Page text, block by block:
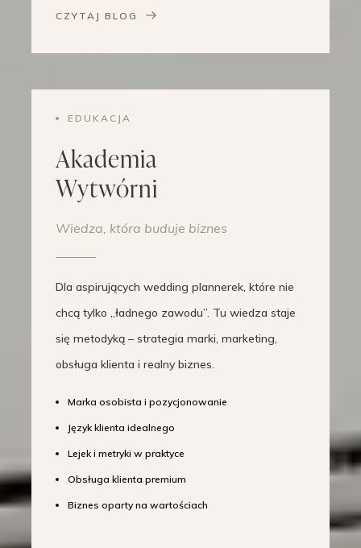
CZYTAJ BLOG
EDUKACJA
Akademia
Wytwórni
Wiedza, która buduje biznes
Dla aspirujących wedding plannerek, które nie
chcą tylko „ładnego zawodu”. Tu wiedza staje
się metodyką – strategia marki, marketing,
obsługa klienta i realny biznes.
Marka osobista i pozycjonowanie
Język klienta idealnego
Lejek i metryki w praktyce
Obsługa klienta premium
Biznes oparty na wartościach